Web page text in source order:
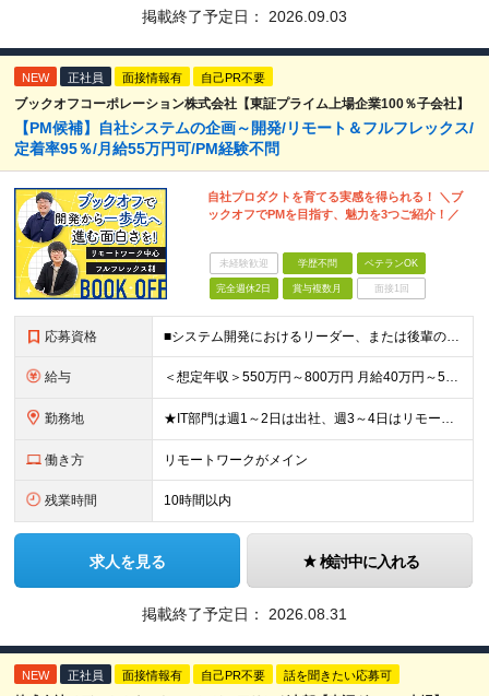
掲載終了予定日： 2026.09.03
NEW 正社員 面接情報有 自己PR不要
ブックオフコーポレーション株式会社【東証プライム上場企業100％子会社】
【PM候補】自社システムの企画～開発/リモート＆フルフレックス/
定着率95％/月給55万円可/PM経験不問
自社プロダクトを育てる実感を得られる！ ＼ブ
ックオフでPMを目指す、魅力を3つご紹介！／
未経験歓迎 学歴不問 ベテランOK
完全週休2日 賞与複数月 面接1回
応募資格 ■システム開発におけるリーダー、または後輩の指導や進捗管理などの経験のある方 ■機能要件/非機能要件の知識（経験は問いません） ＼「マネジメント未経験だけど今後チャレンジしたい」という方もぜひご応募く
給与 ＜想定年収＞550万円～800万円 月給40万円～55万円＋賞与＋交通費全額支給＋各種手当(子女教育手当等) ※経験・能力などを考慮し相談の上、当社規定により決定します。 ※上記金額には16～21時
勤務地 ★IT部門は週1～2日は出社、週3～4日はリモートワーク ★勤務地はご本人のご希望を最優先します ■飯田橋オフィス／東京都新宿区揚場町2-26 SKビル ■本社／神奈川県相模原市南区古淵2-14-
働き方 リモートワークがメイン
残業時間 10時間以内
求人を見る 検討中に入れる
掲載終了予定日： 2026.08.31
NEW 正社員 面接情報有 自己PR不要 話を聞きたい応募可